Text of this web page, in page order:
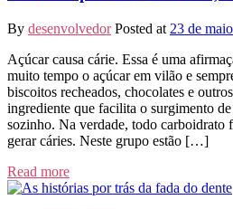
By desenvolvedor Posted at 23 de
Açúcar causa cárie. Essa é uma
muito tempo o açúcar em vilão e
biscoitos recheados, chocolates e
ingrediente que facilita o surgimento de
sozinho. Na verdade, todo carboidrato
gerar cáries. Neste grupo estão […]
Read more